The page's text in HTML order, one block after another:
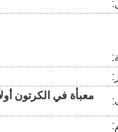
معبأة في الكرتون